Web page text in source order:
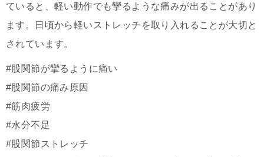
ていると、軽い動作でも攣るような痛みが出ることがあり
ます。日頃から軽いストレッチを取り入れることが大切と
されています。
#股関節が攣るように痛い
#股関節の痛み原因
#筋肉疲労
#水分不足
#股関節ストレッチ